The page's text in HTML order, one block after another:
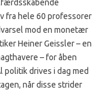
fra hele 60 professorer
mod en monetær
Heiner Geissler – en
– for åben
politik drives i dag med
når disse strider